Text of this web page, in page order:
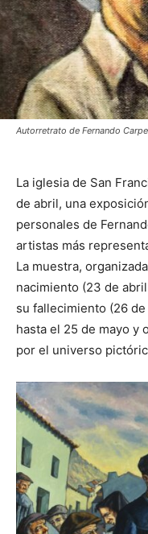
Autorretrato de Fernando
La iglesia de San
de abril, una
personales de
artistas más
La muestra,
nacimiento (23 de
su fallecimiento (26
hasta el 25 de mayo y
por el universo